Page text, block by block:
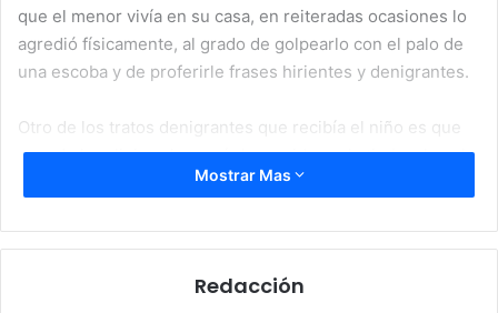
que el menor vivía en su casa, en reiteradas ocasiones lo
agredió físicamente, al grado de golpearlo con el palo de
una escoba y de proferirle frases hirientes y denigrantes.
Otro de los tratos denigrantes que recibía el niño es que
cuando la religiosa le servía la comida, se la tiraba al suelo
y tenía que tomarla de ahí para poder ingerir sus
sucedido a su familia le iría peor, según el ente acusador.
El arresto de Rivas Varela lo efectuaron agentes de apoyo
Mostrar Mas
Redacción